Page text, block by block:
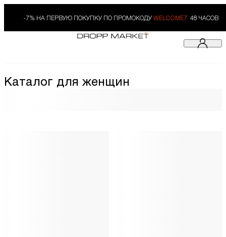
-7% НА ПЕРВУЮ ПОКУПКУ ПО ПРОМОКОДУ WELCOME7. 48 ЧАСОВ
Каталог для женщин